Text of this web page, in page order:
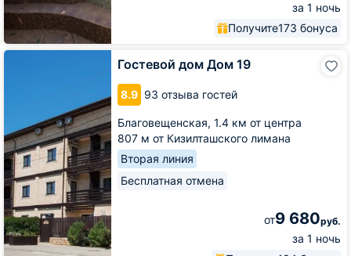
за 1 ночь
Получите173 бонуса
Гостевой дом Дом 19
8.9 93 отзыва гостей
Благовещенская, 1.4 км от центра
807 м от Кизилташского лимана
Вторая линия
Бесплатная отмена
от9 680руб.
за 1 ночь
Гостевой